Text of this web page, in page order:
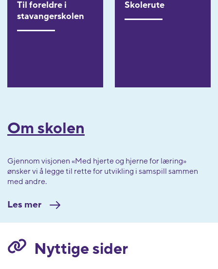
Til foreldre i
stavangerskolen
Skolerute
Om skolen
Gjennom visjonen «Med hjerte og hjerne for læring»
ønsker vi å legge til rette for utvikling i samspill sammen
Les mer
Nyttige sider